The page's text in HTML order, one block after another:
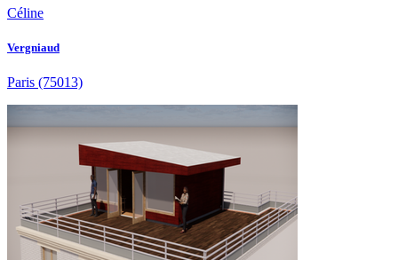
Céline
Vergniaud
Paris (75013)